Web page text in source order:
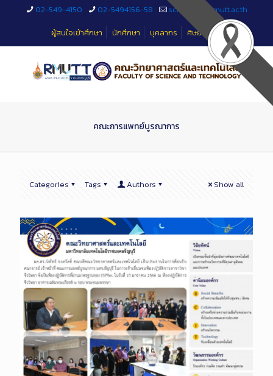
02-549-4150 02-5494156-58
sciteched@rmutt.ac.th
ผู้สนใจเข้าศึกษา
นักศึกษา บุคลากร ศิษย์เก่า
คณะการแพทย์บูรณาการ
Categories Tags Authors Show all